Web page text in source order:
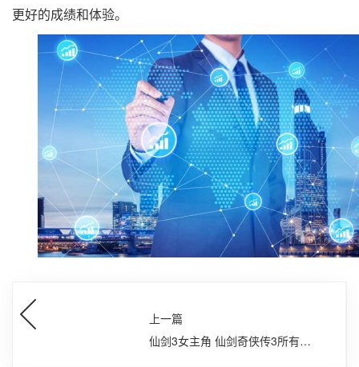
更好的成绩和体验。
上一篇
仙剑3女主角 仙剑奇侠传3所有女